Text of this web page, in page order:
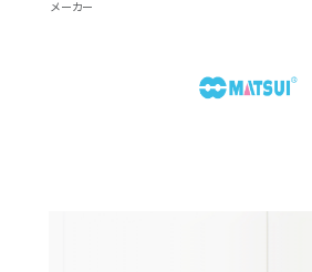
メーカー